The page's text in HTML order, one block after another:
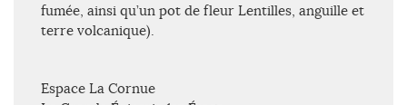
fumée, ainsi qu’un pot de fleur Lentilles, anguille et
terre volcanique).
Espace La Cornue